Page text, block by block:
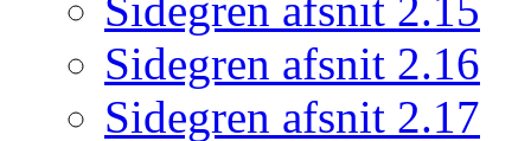
Sidegren afsnit 2.16
Sidegren afsnit 2.17